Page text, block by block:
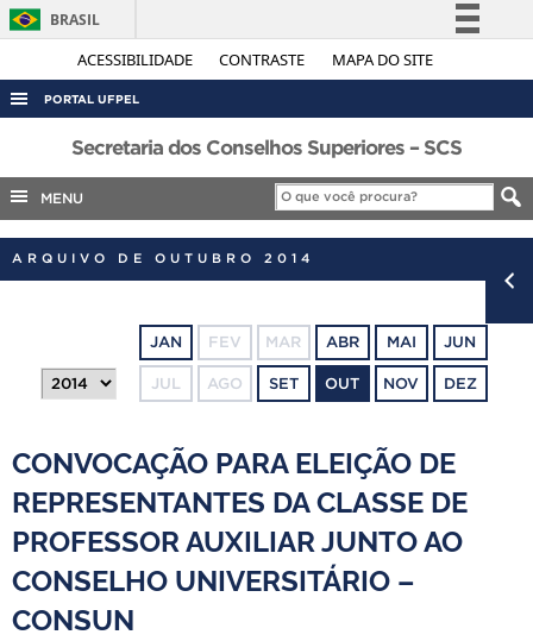
ACESSIBILIDADE CONTRASTE MAPA DO SITE
BRASIL
Simplifique!
Acesso à informação
Legislação
Canais
PORTAL UFPEL
ACESSO À INFORMAÇÃO
AUDITORIA
COBALTO
CONCURSOS
OUVIDORIA
TELEFONES
Secretaria dos Conselhos Superiores – SCS
MENU
ARQUIVO DE OUTUBRO 2014
JAN FEV MAR ABR MAI JUN
JUL AGO SET OUT NOV DEZ
CONVOCAÇÃO PARA ELEIÇÃO DE
REPRESENTANTES DA CLASSE DE
PROFESSOR AUXILIAR JUNTO AO
CONSELHO UNIVERSITÁRIO –
CONSUN